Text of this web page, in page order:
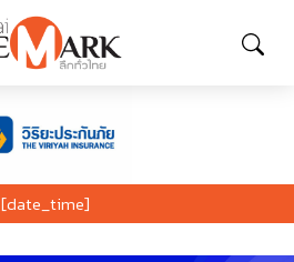
[date_time]